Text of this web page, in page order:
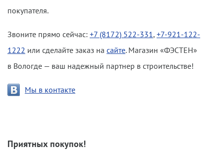
покупателя.
Звоните прямо сейчас: +7 (8172) 522-331 , +7-921-122-
1222 или сделайте заказ на сайте. Магазин «ФЭСТЕН»
в Вологде — ваш надежный партнер в строительстве!
Мы в контакте
Приятных покупок!